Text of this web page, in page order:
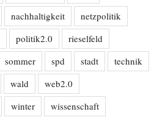
nachhaltigkeit
netzpolitik
politik2.0
rieselfeld
sommer spd stadt
technik
wald
web2.0
winter wissenschaft